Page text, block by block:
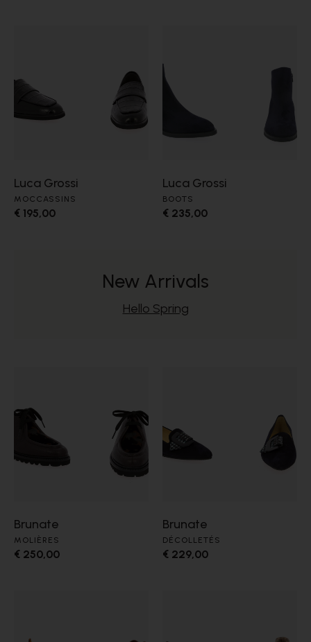
Luca Grossi
MOCCASSINS
€ 195,00
Luca Grossi
BOOTS
€ 235,00
New Arrivals
Hello Spring
Brunate
MOLIÈRES
€ 250,00
Brunate
DÉCOLLETÉS
€ 229,00